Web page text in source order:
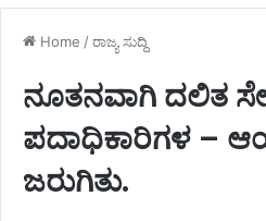
Home /ರಾಜ್ಯ ಸುದ್ದಿ
ನೂತನವಾಗಿ ದಲಿತ
ಪದಾಧಿಕಾರಿಗಳ –
ಜರುಗಿತು.